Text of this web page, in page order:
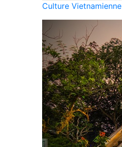
Culture Vietnamienne